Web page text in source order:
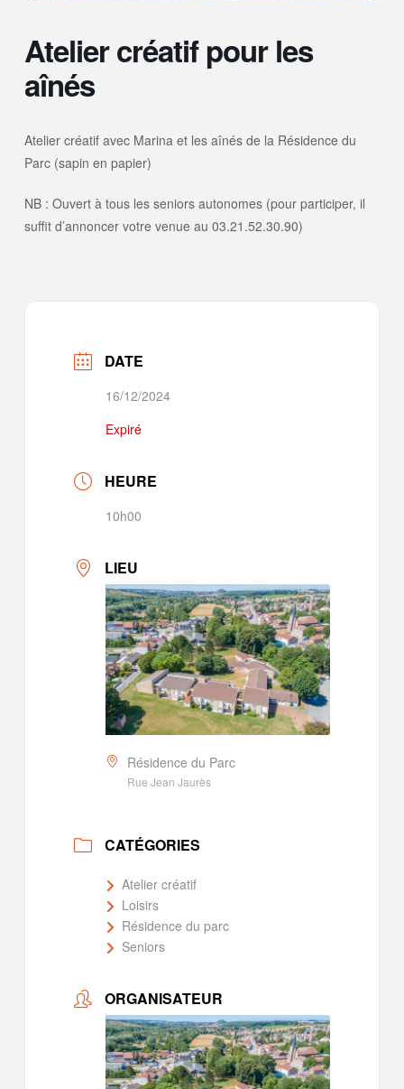
Atelier créatif pour les
aînés
Atelier créatif avec Marina et les aînés de la Résidence du
Parc (sapin en papier)
NB : Ouvert à tous les seniors autonomes (pour participer, il
suffit d’annoncer votre venue au 03.21.52.30.90)
DATE
16/12/2024
Expiré
HEURE
10h00
LIEU
Résidence du Parc
Rue Jean Jaurès
CATÉGORIES
Atelier créatif
Loisirs
Résidence du parc
Seniors
ORGANISATEUR